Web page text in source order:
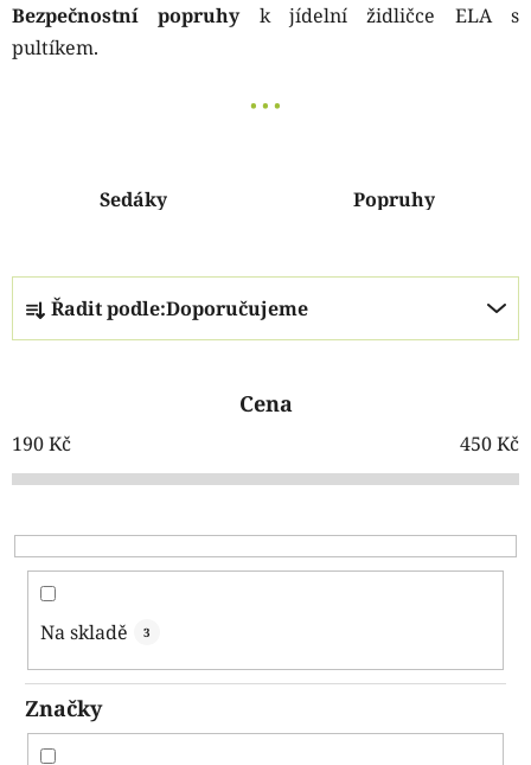
Bezpečnostní popruhyk jídelní židličce ELA s
pultíkem.
• • •
Sedáky Popruhy
Ř
a
z
í
p
o
d
ů
Řadit podle:Doporučujeme
Cena
190Kč 450Kč
Na skladě 3
Značky